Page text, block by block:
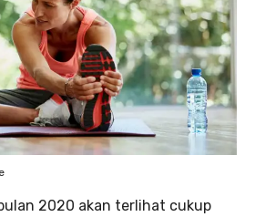
2020 akan terlihat cukup